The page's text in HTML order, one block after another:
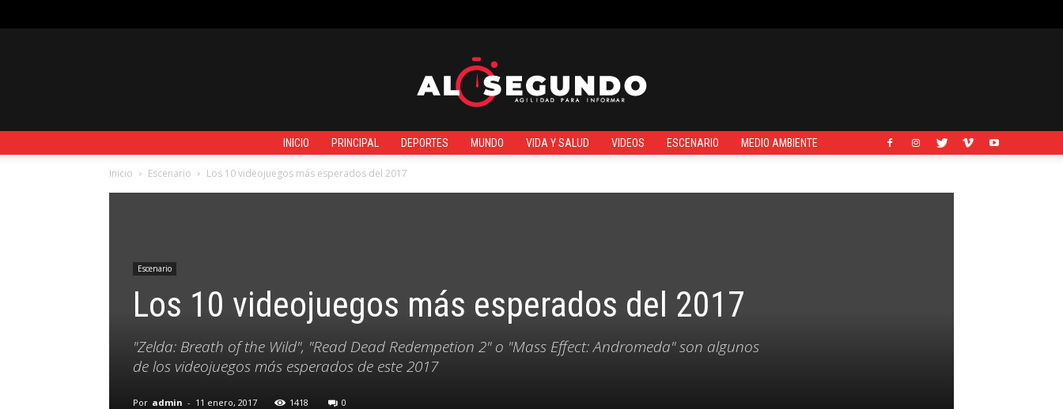
INICIO PRINCIPAL DEPORTES MUNDO VIDA Y SALUD VIDEOS ESCENARIO MEDIO AMBIENTE
Inicio Escenario Los 10 videojuegos más esperados del 2017
Escenario
Los 10 videojuegos más esperados del 2017
"Zelda: Breath of the Wild", "Read Dead Redempetion 2" o "Mass Effect: Andromeda" son algunos
de los videojuegos más esperados de este 2017
Por admin - 11 enero, 2017 1418 0